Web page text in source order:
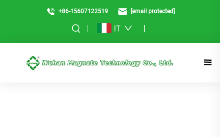
+86-15607122519 [email protected]
IT